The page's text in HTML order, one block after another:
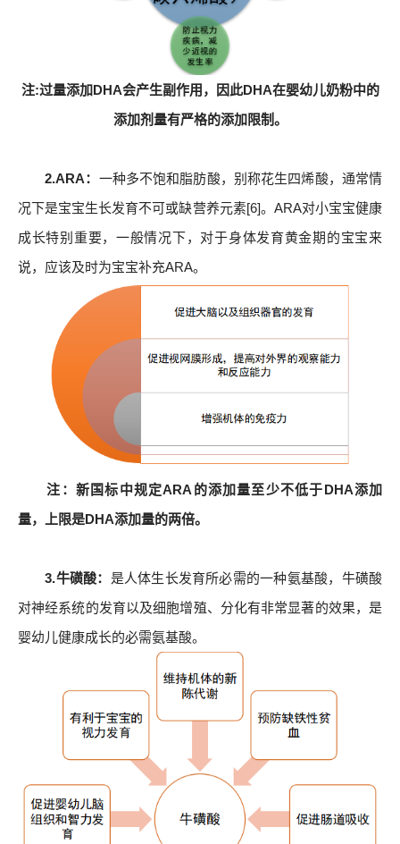
注:过量添加DHA会产生副作用，因此DHA在婴幼儿奶粉中的
添加剂量有严格的添加限制。
2.ARA： 一种多不饱和脂肪酸，别称花生四烯酸，通常情
况下是宝宝生长发育不可或缺营养元素[6]。ARA对小宝宝健康
成长特别重要，一般情况下，对于身体发育黄金期的宝宝来
说，应该及时为宝宝补充ARA。
注：新国标中规定ARA的添加量至少不低于DHA添加
量，上限是DHA添加量的两倍。
3.牛磺酸： 是人体生长发育所必需的一种氨基酸，牛磺酸
对神经系统的发育以及细胞增殖、分化有非常显著的效果，是
婴幼儿健康成长的必需氨基酸。